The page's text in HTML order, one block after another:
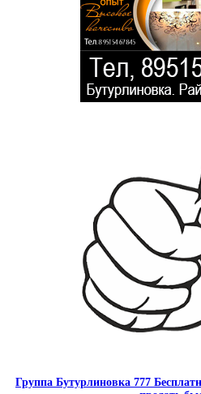
Группа Бутурлиновка 777